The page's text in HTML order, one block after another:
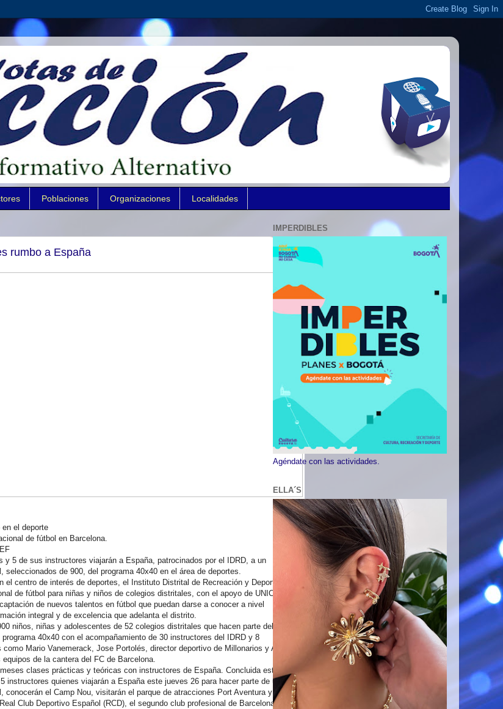
Poblaciones Organizaciones Localidades
rumbo a España
el deporte
de fútbol en Barcelona.
y 5 de sus instructores viajarán a España, patrocinados por el IDRD, a un
seleccionados de 900, del programa 40x40 en el área de deportes.
el centro de interés de deportes, el Instituto Distrital de Recreación y Deporte
de fútbol para niñas y niños de colegios distritales, con el apoyo de UNICEF, que
de nuevos talentos en fútbol que puedan darse a conocer a nivel
integral y de excelencia que adelanta el distrito.
niños, niñas y adolescentes de 52 colegios distritales que hacen parte del centro
40x40 con el acompañamiento de 30 instructores del IDRD y 8
Mario Vanemerack, Jose Portolés, director deportivo de Millonarios y Alex
de la cantera del FC de Barcelona.
clases prácticas y teóricas con instructores de España. Concluida esta etapa
instructores quienes viajarán a España este jueves 26 para hacer parte de un
conocerán el Camp Nou, visitarán el parque de atracciones Port Aventura y
Club Deportivo Español (RCD), el segundo club profesional de Barcelona, donde
IMPERDIBLES
Agéndate con las actividades.
ELLA´S